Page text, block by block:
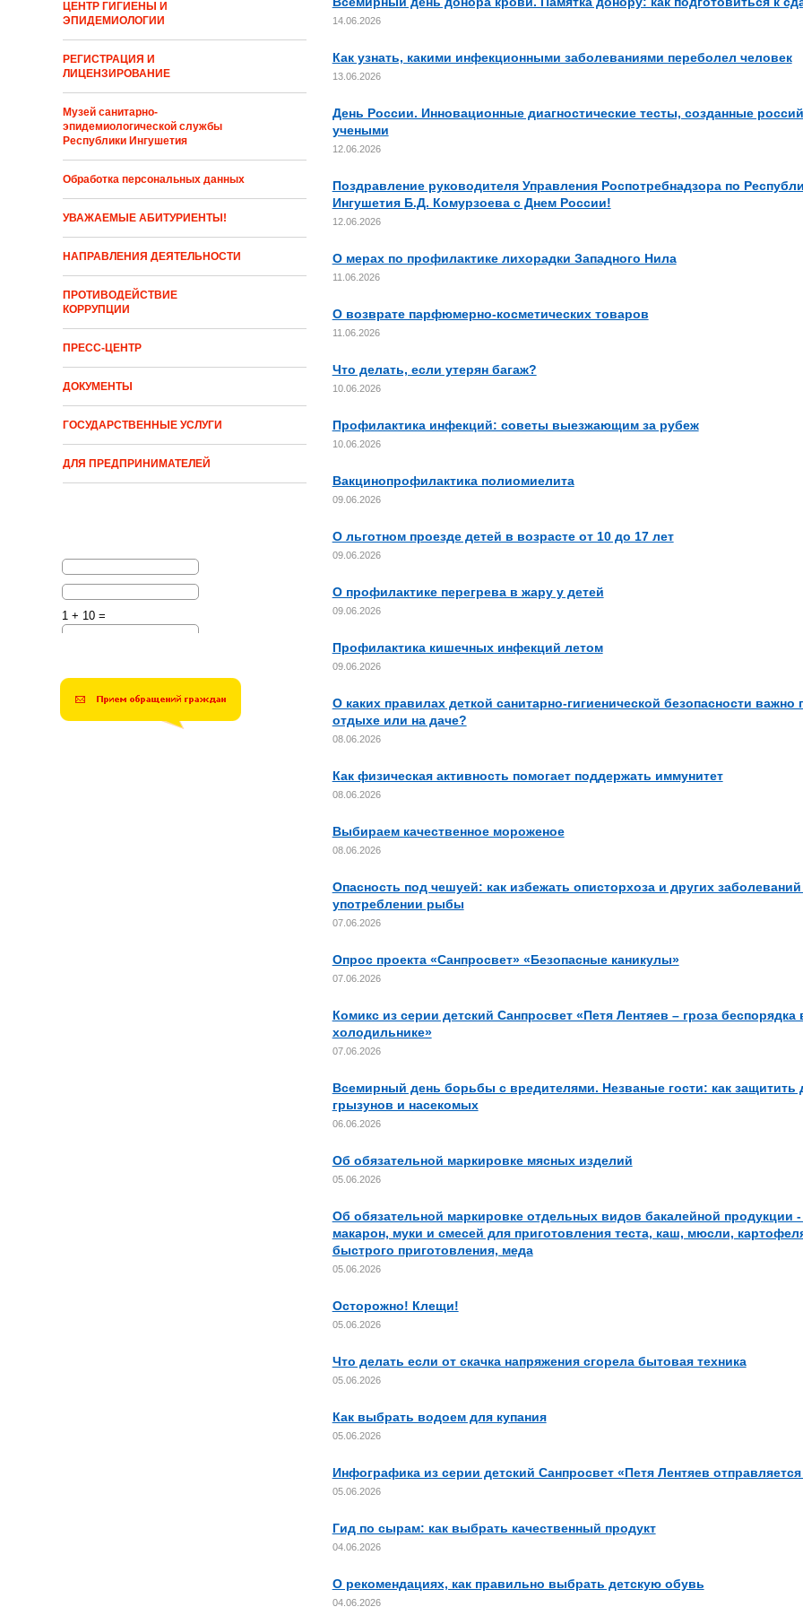
ЦЕНТР ГИГИЕНЫ И
ЭПИДЕМИОЛОГИИ
РЕГИСТРАЦИЯ И
ЛИЦЕНЗИРОВАНИЕ
Музей санитарно-
эпидемиологической службы
Республики Ингушетия
Обработка персональных данных
УВАЖАЕМЫЕ АБИТУРИЕНТЫ!
НАПРАВЛЕНИЯ ДЕЯТЕЛЬНОСТИ
ПРОТИВОДЕЙСТВИЕ
КОРРУПЦИИ
ПРЕСС-ЦЕНТР
ДОКУМЕНТЫ
ГОСУДАРСТВЕННЫЕ УСЛУГИ
ДЛЯ ПРЕДПРИНИМАТЕЛЕЙ
1 + 10 =
14.06.2026
Как узнать, какими инфекционными заболеваниями переболел человек
13.06.2026
День России. Инновационные диагностические тесты, созданные
учеными
12.06.2026
Поздравление руководителя Управления Роспотребнадзора по
Ингушетия Б.Д. Комурзоева с Днем России!
12.06.2026
О мерах по профилактике лихорадки Западного Нила
11.06.2026
О возврате парфюмерно-косметических товаров
11.06.2026
Что делать, если утерян багаж?
10.06.2026
Профилактика инфекций: советы выезжающим за рубеж
10.06.2026
Вакцинопрофилактика полиомиелита
09.06.2026
О льготном проезде детей в возрасте от 10 до 17 лет
09.06.2026
О профилактике перегрева в жару у детей
09.06.2026
Профилактика кишечных инфекций летом
09.06.2026
О каких правилах деткой санитарно-гигиенической безопасности важно
отдыхе или на даче?
08.06.2026
Как физическая активность помогает поддержать иммунитет
08.06.2026
Выбираем качественное мороженое
08.06.2026
Опасность под чешуей: как избежать описторхоза и других
употреблении рыбы
07.06.2026
Опрос проекта «Санпросвет» «Безопасные каникулы»
07.06.2026
Комикс из серии детский Санпросвет «Петя Лентяев – гроза беспорядка
холодильнике»
07.06.2026
Всемирный день борьбы с вредителями. Незваные гости: как защитить
грызунов и насекомых
06.06.2026
Об обязательной маркировке мясных изделий
05.06.2026
Об обязательной маркировке отдельных видов бакалейной продукции -
макарон, муки и смесей для приготовления теста, каш, мюсли,
быстрого приготовления, меда
05.06.2026
Осторожно! Клещи!
05.06.2026
Что делать если от скачка напряжения сгорела бытовая техника
05.06.2026
Как выбрать водоем для купания
05.06.2026
Инфографика из серии детский Санпросвет «Петя Лентяев
05.06.2026
Гид по сырам: как выбрать качественный продукт
04.06.2026
О рекомендациях, как правильно выбрать детскую обувь
04.06.2026